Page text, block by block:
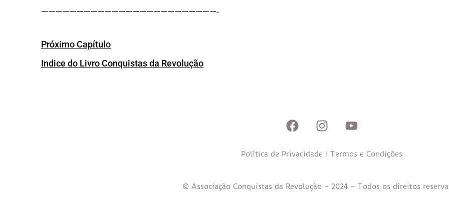
—————————————————————————-
Próximo Capítulo
Indice do Livro Conquistas da Revolução
Política de Privacidade I Termos e Condições
© Associação Conquistas da Revolução – 2024 – Todos os direitos